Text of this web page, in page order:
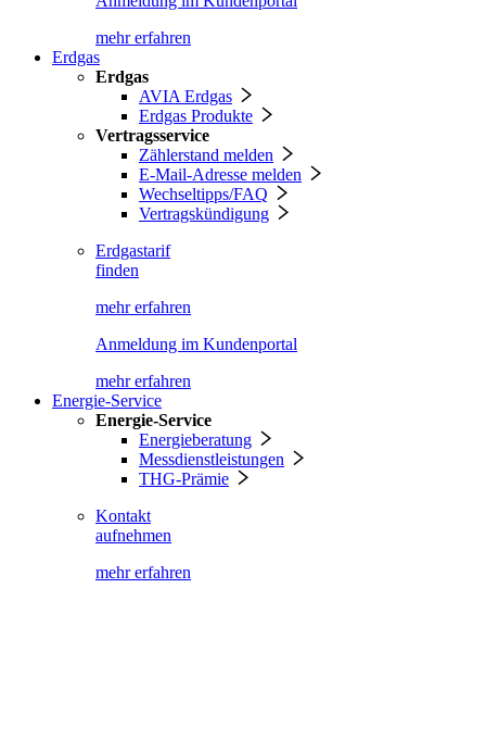
mehr erfahren
Erdgas
Erdgas
AVIA Erdgas
Erdgas Produkte
Vertragsservice
Zählerstand melden
E-Mail-Adresse melden
Wechseltipps/FAQ
Vertragskündigung
Erdgastarif
finden
mehr erfahren
Anmeldung im Kundenportal
mehr erfahren
Energie-Service
Energie-Service
Energieberatung
Messdienstleistungen
THG-Prämie
Kontakt
aufnehmen
mehr erfahren